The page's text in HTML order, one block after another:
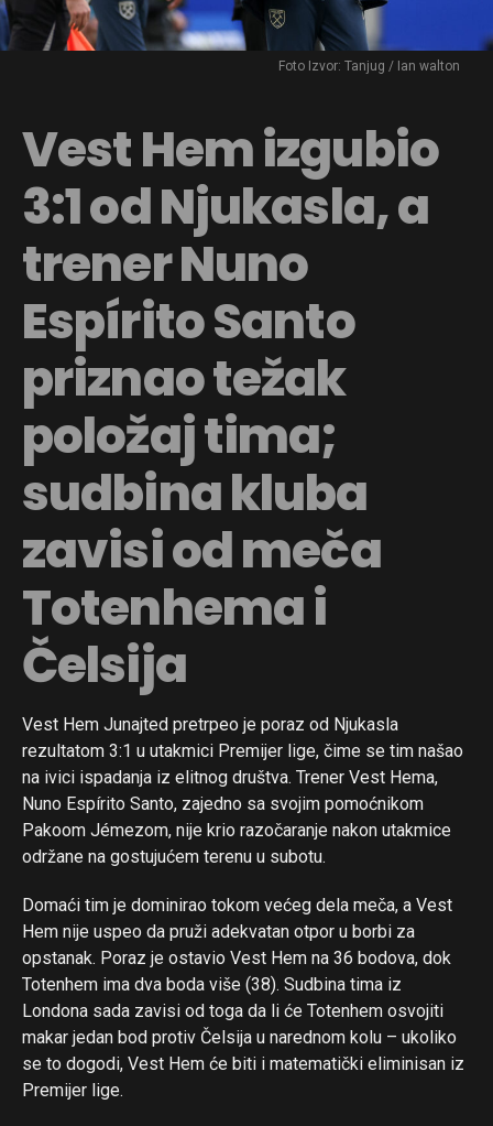
Foto Izvor: Tanjug / Ian walton
Vest Hem izgubio
3:1 od Njukasla, a
trener Nuno
Espírito Santo
priznao težak
položaj tima;
sudbina kluba
zavisi od meča
Totenhema i
Čelsija
Vest Hem Junajted pretrpeo je poraz od Njukasla
rezultatom 3:1 u utakmici Premijer lige, čime se tim našao
na ivici ispadanja iz elitnog društva. Trener Vest Hema,
Nuno Espírito Santo, zajedno sa svojim pomoćnikom
Pakoom Jémezom, nije krio razočaranje nakon utakmice
održane na gostujućem terenu u subotu.
Domaći tim je dominirao tokom većeg dela meča, a Vest
Hem nije uspeo da pruži adekvatan otpor u borbi za
opstanak. Poraz je ostavio Vest Hem na 36 bodova, dok
Totenhem ima dva boda više (38). Sudbina tima iz
Londona sada zavisi od toga da li će Totenhem osvojiti
makar jedan bod protiv Čelsija u narednom kolu – ukoliko
se to dogodi, Vest Hem će biti i matematički eliminisan iz
Premijer lige.